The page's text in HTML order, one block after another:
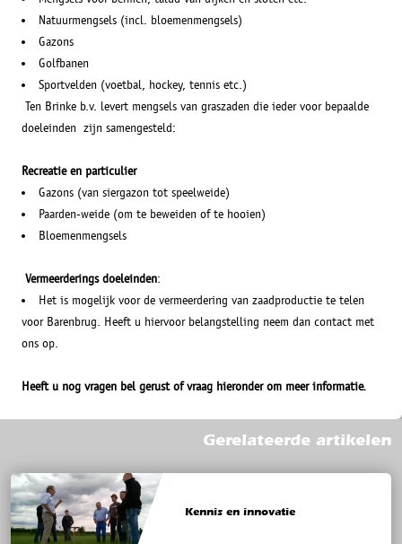
Natuurmengsels (incl. bloemenmengsels)
Gazons
Golfbanen
Sportvelden (voetbal, hockey, tennis etc.)
Ten Brinke b.v. levert mengsels van graszaden die ieder voor bepaalde
doeleinden zijn samengesteld:
Recreatie en particulier
Gazons (van siergazon tot speelweide)
Paarden-weide (om te beweiden of te hooien)
Bloemenmengsels
Vermeerderings doeleinden:
Het is mogelijk voor de vermeerdering van zaadproductie te telen
voor Barenbrug. Heeft u hiervoor belangstelling neem dan contact met
ons op.
Heeft u nog vragen bel gerust of vraag hieronder om meer informatie.
Gerelateerde artikelen
Kennis en innovatie